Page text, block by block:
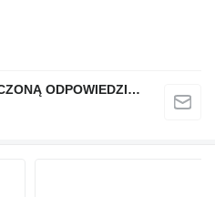
QINDITO SPÓŁKA Z OGRANICZONĄ ODPOWIEDZIALNOŚCIĄ